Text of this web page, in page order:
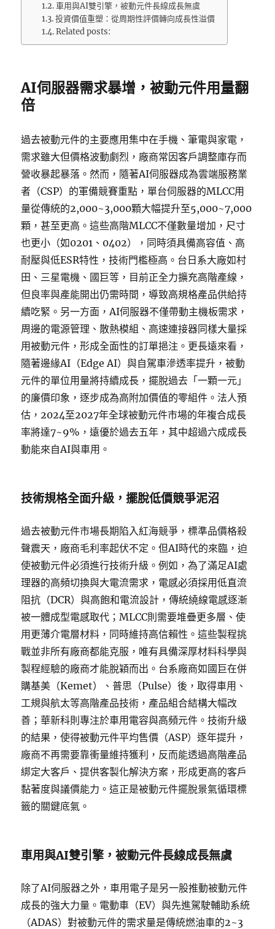
車用與AI雙引擎，被動元件長線成長無虞
投資價值重塑：從周期性評價轉向成長性溢價
Related posts:
AI伺服器需求暴增，被動元件用量翻
倍
過去被動元件的主要應用集中在手機、筆電與家電，
需求雖大但價格波動劇烈，廠商常因客戶調整庫存而
營收暴起暴落。然而，隨著AI伺服器成為雲端服務業
者（CSP）的軍備競賽重點，單台伺服器的MLCC用
量從傳統的2,000~3,000顆大幅提升至5,000~7,000
顆，甚至更高。這些高階MLCC不僅數量增加，尺寸
也更小（如0201、0402），同時須具備高容值、高
耐壓與低ESR特性，技術門檻極高。台日系大廠如村
田、三星電機、國巨等，目前正全力擴充高階產線，
但良率與產能開出仍需時間，導致高規格產品供給持
續吃緊。另一方面，AI伺服器不僅帶動主機板需求，
周邊的電源管理、散熱模組、高速連接器同樣大量採
用被動元件，形成全面性的訂單挹注。更長遠來看，
隨著邊緣AI（Edge AI）與自駕車滲透率提升，被動
元件的單位用量將持續成長，擺脫過去「一顆一元」
的廉價印象，逐步成為高附加價值的零組件。法人預
估，2024至2027年全球被動元件市場的年複合成長
率將達7~9%，遠優於過去五年，其中超過六成成長
動能來自AI與車用。
技術規格全面升級，擺脫低價競爭泥沼
過去被動元件市場長期陷入紅海競爭，標準品價格殺
聲震天，廠商毛利率起伏不定。但AI時代的來臨，迫
使被動元件必須進行技術升級。例如，為了滿足AI處
理器的高頻切換與大電流需求，電感必須採用低直流
阻抗（DCR）與高飽和電流設計，傳統繞線電感逐漸
被一體成型電感取代；MLCC則需要堆疊更多層、使
用更薄介電層材料，同時維持高信賴性。這些製程挑
戰並非所有廠商都能克服，唯有具備深厚材料科學與
製程經驗的廠商才能脫穎而出。台系廠商如國巨在併
購基美（Kemet）、普思（Pulse）後，取得車用、
工規與航太等高階產品技術，產品組合結構大幅改
善；華新科則專注於車用電容與高頻元件。技術升級
的結果，使得被動元件平均售價（ASP）逐年提升，
廠商不再需要靠衝量維持獲利，反而能透過高階產品
綁定大客戶、提供客製化解決方案，形成更高的客戶
黏著度與議價能力。這正是被動元件擺脫景氣循環標
籤的關鍵底氣。
車用與AI雙引擎，被動元件長線成長無虞
除了AI伺服器之外，車用電子是另一股推動被動元件
成長的強大力量。電動車（EV）與先進駕駛輔助系統
（ADAS）對被動元件的需求量是傳統燃油車的2~3